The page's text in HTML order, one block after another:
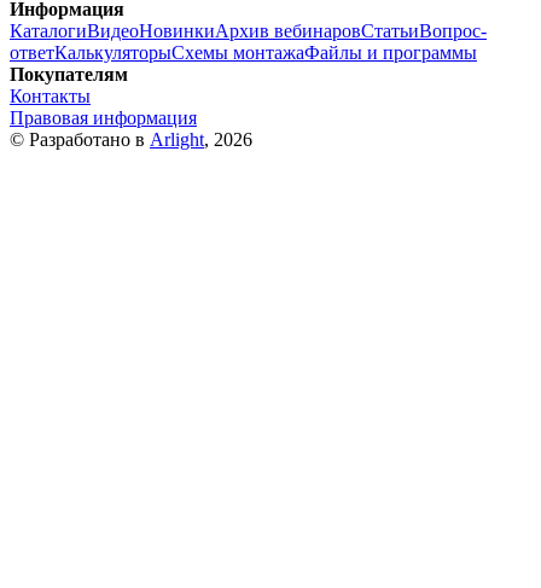
Информация
КаталогиВидеоНовинкиАрхив вебинаровСтатьиВопрос-
ответКалькуляторыСхемы монтажаФайлы и программы
Покупателям
Контакты
Правовая информация
© Разработано в Arlight, 2026